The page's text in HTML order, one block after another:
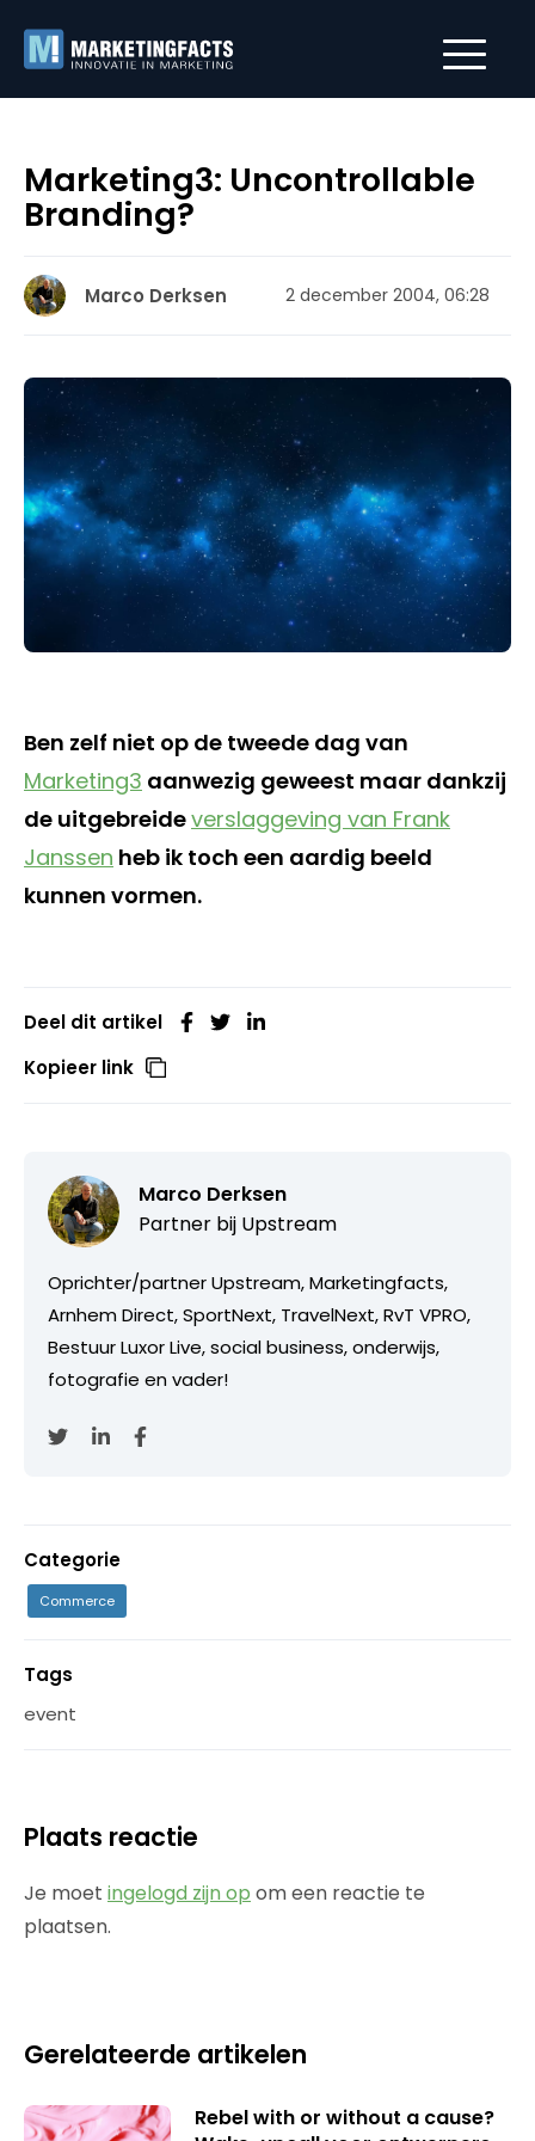
Marketing3: Uncontrollable
Branding?
Marco Derksen 2 december 2004, 06:28
Ben zelf niet op de tweede dag van
Marketing3 aanwezig geweest maar dankzij
de uitgebreideverslaggeving van Frank
Janssen heb ik toch een aardig beeld
kunnen vormen.
Deel dit artikel
Kopieer link
Marco Derksen
Partner bij Upstream
Oprichter/partner Upstream, Marketingfacts,
Arnhem Direct, SportNext, TravelNext, RvT VPRO,
Bestuur Luxor Live, social business, onderwijs,
fotografie en vader!
Categorie
Commerce
Tags
event
Plaats reactie
Je moet ingelogd zijn op om een reactie te
plaatsen.
Gerelateerde artikelen
Rebel with or without a cause?